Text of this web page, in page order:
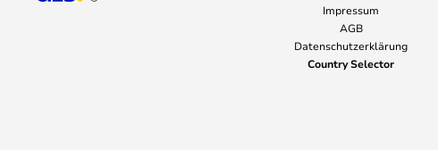
Impressum
AGB
Datenschutzerklärung
Country Selector